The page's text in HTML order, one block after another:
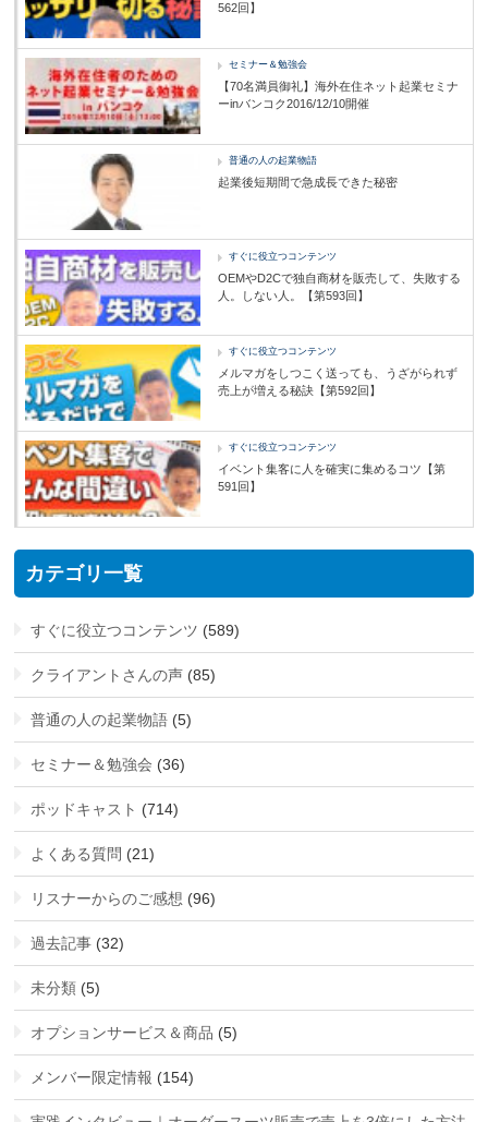
562回】
セミナー＆勉強会
【70名満員御礼】海外在住ネット起業セミナ
ーinバンコク2016/12/10開催
普通の人の起業物語
起業後短期間で急成長できた秘密
すぐに役立つコンテンツ
OEMやD2Cで独自商材を販売して、失敗する
人。しない人。【第593回】
すぐに役立つコンテンツ
メルマガをしつこく送っても、うざがられず
売上が増える秘訣【第592回】
すぐに役立つコンテンツ
イベント集客に人を確実に集めるコツ【第
591回】
カテゴリ一覧
すぐに役立つコンテンツ (589)
クライアントさんの声 (85)
普通の人の起業物語 (5)
セミナー＆勉強会 (36)
ポッドキャスト (714)
よくある質問 (21)
リスナーからのご感想 (96)
過去記事 (32)
未分類 (5)
オプションサービス＆商品 (5)
メンバー限定情報 (154)